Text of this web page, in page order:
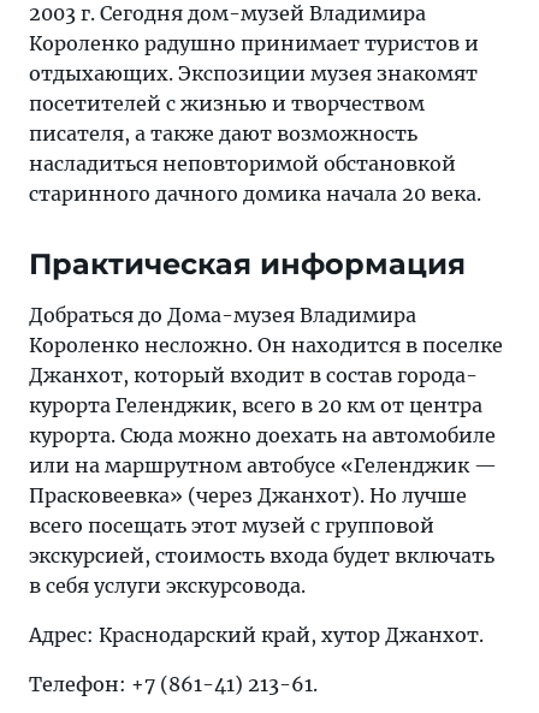
2003 г. Сегодня дом-музей Владимира
Короленко радушно принимает туристов и
отдыхающих. Экспозиции музея знакомят
посетителей с жизнью и творчеством
писателя, а также дают возможность
насладиться неповторимой обстановкой
старинного дачного домика начала 20 века.
Практическая информация
Добраться до Дома-музея Владимира
Короленко несложно. Он находится в поселке
Джанхот, который входит в состав города-
курорта Геленджик, всего в 20 км от центра
курорта. Сюда можно доехать на автомобиле
или на маршрутном автобусе «Геленджик —
Прасковеевка» (через Джанхот). Но лучше
всего посещать этот музей с групповой
экскурсией, стоимость входа будет включать
в себя услуги экскурсовода.
Адрес: Краснодарский край, хутор Джанхот.
Телефон: +7 (861-41) 213-61.